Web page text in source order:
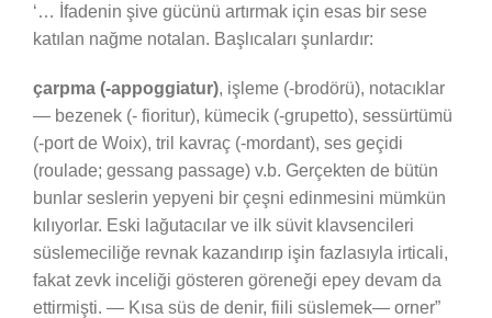
‘… İfadenin şive gücünü artırmak için esas bir sese
katılan nağme notalan. Başlıcaları şunlardır:
çarpma (-appoggiatur), işleme (-brodörü), notacıklar
— bezenek (- fioritur), kümecik (-grupetto), sessürtümü
(-port de Woix), tril kavraç (-mordant), ses geçidi
(roulade; gessang passage) v.b. Gerçekten de bütün
bunlar seslerin yepyeni bir çeşni edinmesini mümkün
kılıyorlar. Eski lağutacılar ve ilk süvit klavsencileri
süslemeciliğe revnak kazandırıp işin fazlasıyla irticali,
fakat zevk inceliği gösteren göreneği epey devam da
ettirmişti. — Kısa süs de denir, fiili süslemek— orner”